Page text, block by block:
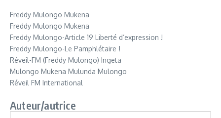
Freddy Mulongo Mukena
Freddy Mulongo Mukena
Freddy Mulongo-Article 19 Liberté d’expression !
Freddy Mulongo-Le Pamphlétaire !
Réveil-FM (Freddy Mulongo) Ingeta
Mulongo Mukena Mulunda Mulongo
Réveil FM International
Auteur/autrice